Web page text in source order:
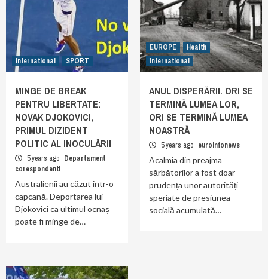
International SPORT
MINGE DE BREAK
PENTRU LIBERTATE:
NOVAK DJOKOVICI,
PRIMUL DIZIDENT
POLITIC AL INOCULĂRII
5 years ago Departament
corespondenti
Australienii au căzut într-o
capcană. Deportarea lui
Djokovici ca ultimul ocnaș
poate fi minge de…
EUROPE
Health
International
ANUL DISPERĂRII. ORI SE
TERMINĂ LUMEA LOR,
ORI SE TERMINĂ LUMEA
NOASTRĂ
5 years ago euroinfonews
Acalmia din preajma
sărbătorilor a fost doar
prudența unor autorități
speriate de presiunea
socială acumulată…